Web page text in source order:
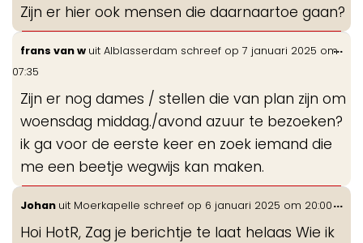
Zijn er hier ook mensen die daarnaartoe gaan?
frans van w uit Alblasserdam schreef op 7 januari 2025 om
07:35
Zijn er nog dames / stellen die van plan zijn om
woensdag middag./avond azuur te bezoeken?
ik ga voor de eerste keer en zoek iemand die
me een beetje wegwijs kan maken.
...
Johan uit Moerkapelle schreef op 6 januari 2025 om 20:00
Hoi HotR, Zag je berichtje te laat helaas Wie ik
...